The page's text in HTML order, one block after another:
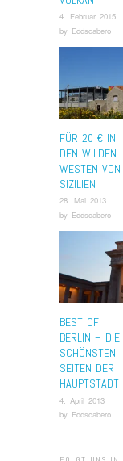
4. Februar 2015
by Eddscabero
FÜR 20 € IN
DEN WILDEN
WESTEN VON
SIZILIEN
28. Mai 2013
by Eddscabero
BEST OF
BERLIN – DIE
SCHÖNSTEN
SEITEN DER
HAUPTSTADT
4. April 2013
by Eddscabero